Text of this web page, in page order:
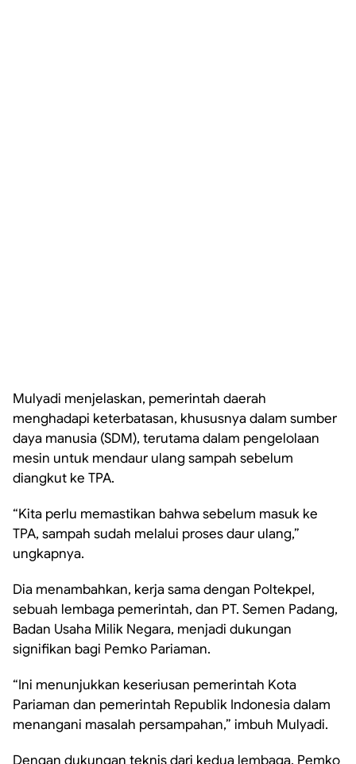
Mulyadi menjelaskan, pemerintah daerah
menghadapi keterbatasan, khususnya dalam sumber
daya manusia (SDM), terutama dalam pengelolaan
mesin untuk mendaur ulang sampah sebelum
diangkut ke TPA.
“Kita perlu memastikan bahwa sebelum masuk ke
TPA, sampah sudah melalui proses daur ulang,”
ungkapnya.
Dia menambahkan, kerja sama dengan Poltekpel,
sebuah lembaga pemerintah, dan PT. Semen Padang,
Badan Usaha Milik Negara, menjadi dukungan
signifikan bagi Pemko Pariaman.
“Ini menunjukkan keseriusan pemerintah Kota
Pariaman dan pemerintah Republik Indonesia dalam
menangani masalah persampahan,” imbuh Mulyadi.
Dengan dukungan teknis dari kedua lembaga, Pemko